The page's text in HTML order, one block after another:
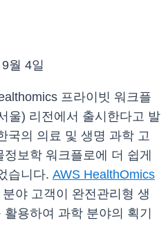
월 4일
프라이빗 워크플
울) 리전에서 출시한다고 발
국의 의료 및 생명 과학 고
보학 워크플로에 더 쉽게
습니다. AWS HealthOmics
야 고객이 완전관리형 생
용하여 과학 분야의 획기